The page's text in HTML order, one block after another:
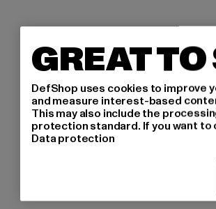
GREAT TO
DefShop uses cookies to improve
and measure interest-based
This may also include the
protection standard. If you want to
Data protection